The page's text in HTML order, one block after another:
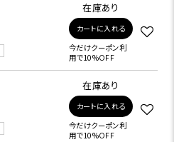
在庫あり
カートに入れる
今だけクーポン利
用で10%OFF
在庫あり
カートに入れる
今だけクーポン利
用で10%OFF